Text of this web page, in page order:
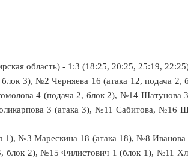
область) - 1:3 (18:25, 20:25, 25:19,
3), №2 Черняева 16 (атака 12, подача
4 (подача 2, блок 2), №14 Шатунова
3 (атака 3), №11 Сабитова,
№3 Марескина 18 (атака 18), №8 Иванова
блок 2), №15 Филистович 1 (блок 1), №11